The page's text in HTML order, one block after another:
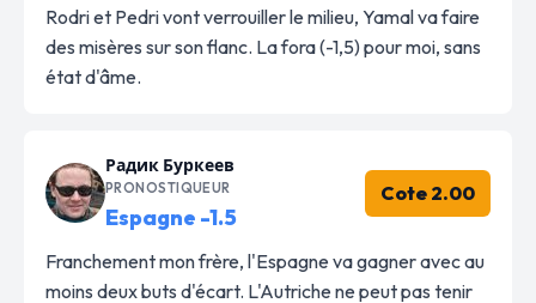
Rodri et Pedri vont verrouiller le milieu, Yamal va faire
des misères sur son flanc. La fora (-1,5) pour moi, sans
état d'âme.
Радик Буркеев
PRONOSTIQUEUR
Espagne -1.5
Cote 2.00
Franchement mon frère, l'Espagne va gagner avec au
moins deux buts d'écart. L'Autriche ne peut pas tenir